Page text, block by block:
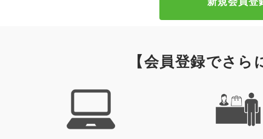
【会員登録でさら